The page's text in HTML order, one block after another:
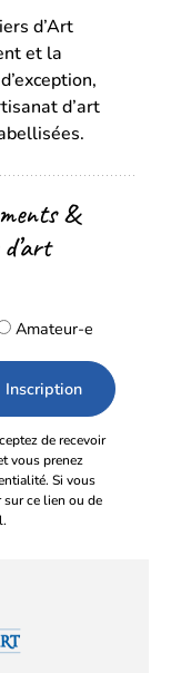
un
onglet)onglet)
d’Art
et la
d’art
&
Amateur-e
de recevoir
vous prenez
Si vous
ce lien ou de